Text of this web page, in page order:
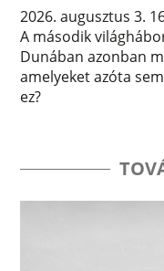
2026. augusztus 3.
A második
Dunában azonban
amelyeket azóta
ez?